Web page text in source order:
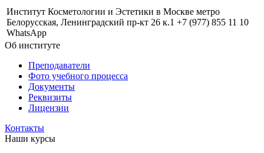
Институт Косметологии и Эстетики в Москве метро
Белорусская, Ленинградский пр-кт 26 к.1 +7 (977) 855 11 10
WhatsApp
Об институте
Преподаватели
Фото учебного процесса
Документы
Реквизиты
Лицензии
Контакты
Наши курсы